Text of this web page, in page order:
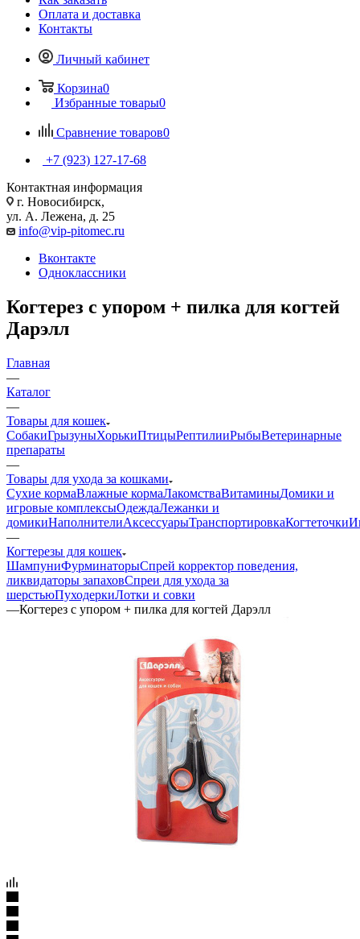
Оплата и доставка
Контакты
Личный кабинет
Корзина0
Избранные товары0
Сравнение товаров0
+7 (923) 127-17-68
Контактная информация
г. Новосибирск,
ул. А. Лежена, д. 25
info@vip-pitomec.ru
Вконтакте
Одноклассники
Когтерез с упором + пилка для когтей
Дарэлл
Главная
—
Каталог
—
Товары для кошек
СобакиГрызуныХорькиПтицыРептилииРыбыВетеринарные
препараты
—
Товары для ухода за кошками
Сухие кормаВлажные кормаЛакомстваВитаминыДомики и
игровые комплексыОдеждаЛежанки и
домикиНаполнителиАксессуарыТранспортировкаКогтеточки
—
Когтерезы для кошек
ШампуниФурминаторыСпрей корректор поведения,
ликвидаторы запаховСпреи для ухода за
шерстьюПуходеркиЛотки и совки
—Когтерез с упором + пилка для когтей Дарэлл